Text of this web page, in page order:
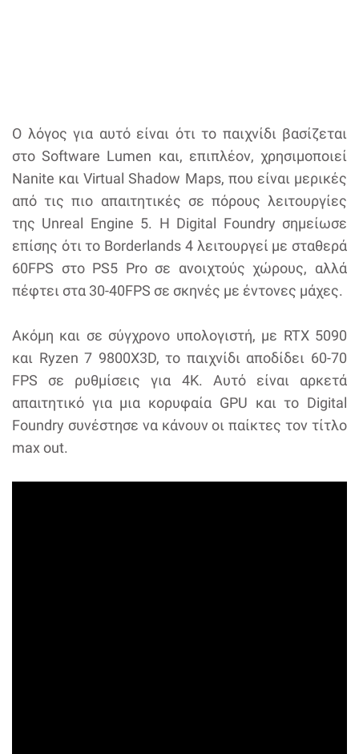
Ο λόγος για αυτό είναι ότι το παιχνίδι βασίζεται
στο Software Lumen και, επιπλέον, χρησιμοποιεί
Nanite και Virtual Shadow Maps, που είναι μερικές
από τις πιο απαιτητικές σε πόρους λειτουργίες
της Unreal Engine 5. Η Digital Foundry σημείωσε
επίσης ότι το Borderlands 4 λειτουργεί με σταθερά
60FPS στο PS5 Pro σε ανοιχτούς χώρους, αλλά
πέφτει στα 30-40FPS σε σκηνές με έντονες μάχες.
Ακόμη και σε σύγχρονο υπολογιστή, με RTX 5090
και Ryzen 7 9800X3D, το παιχνίδι αποδίδει 60-70
FPS σε ρυθμίσεις για 4K. Αυτό είναι αρκετά
απαιτητικό για μια κορυφαία GPU και το Digital
Foundry συνέστησε να κάνουν οι παίκτες τον τίτλο
max out.